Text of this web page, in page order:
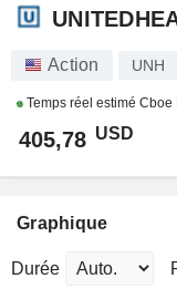
Action UNH
Temps réel estimé Cboe
405,78 USD
Graphique
Durée